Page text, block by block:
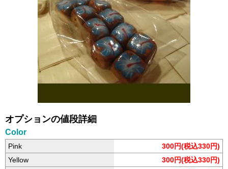
オプションの値段詳細
Color
Pink
300円(税込330円)
Yellow
300円(税込330円)